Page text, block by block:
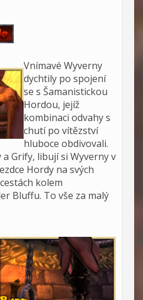
Vnímavé Wyverny
dychtily po spojení
se s Šamanistickou
Hordou, jejíž
kombinaci odvahy s
chutí po vítězství
hluboce obdivovali.
Grify, libují si Wyverny v
Hordy na svých
kolem
Bluffu. To vše za malý